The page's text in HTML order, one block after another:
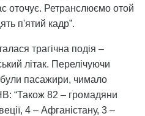
оточує. Ретранслюємо отой
п'ятий кадр”.
трагічна подія –
літак. Перелічуючи
пасажири, чимало
“Також 82 – громадяни
4 – Афганістану, 3 –